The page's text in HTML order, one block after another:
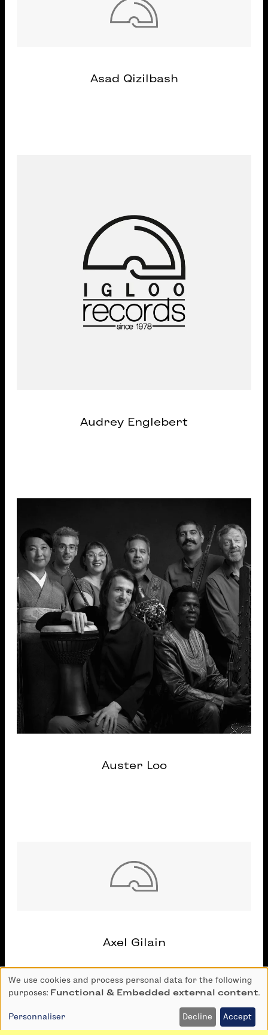
Asad Qizilbash
Audrey Englebert
Auster Loo
Axel Gilain
Use
of
We use cookies and process personal data for the following
purposes: Functional & Embedded external content.
Personnaliser Decline Accept